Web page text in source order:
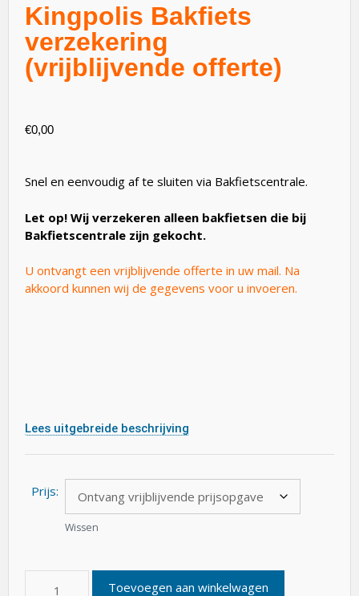
Kingpolis Bakfiets
verzekering
(vrijblijvende offerte)
€0,00
Snel en eenvoudig af te sluiten via Bakfietscentrale.
Let op! Wij verzekeren alleen bakfietsen die bij
Bakfietscentrale zijn gekocht.
U ontvangt een vrijblijvende offerte in uw mail. Na
akkoord kunnen wij de gegevens voor u invoeren.
Lees uitgebreide beschrijving
Prijs:
Wissen
Toevoegen aan winkelwagen